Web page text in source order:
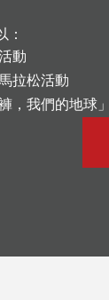
：
動
拉松活動
，我們的地球